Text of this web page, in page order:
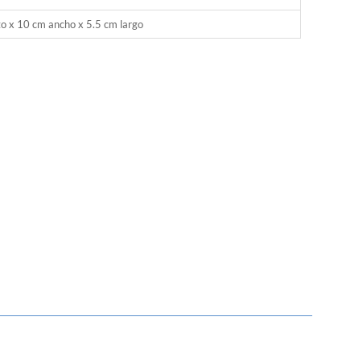
x 10 cm ancho x 5.5 cm largo